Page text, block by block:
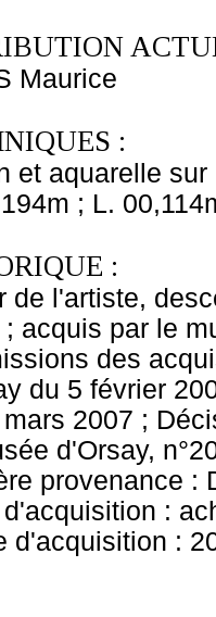
Maurice
:
et aquarelle
; L.
:
de l'artiste,
; acquis par le
des
du 5 février
2007 ;
d'Orsay,
provenance :
:
d'acquisition :